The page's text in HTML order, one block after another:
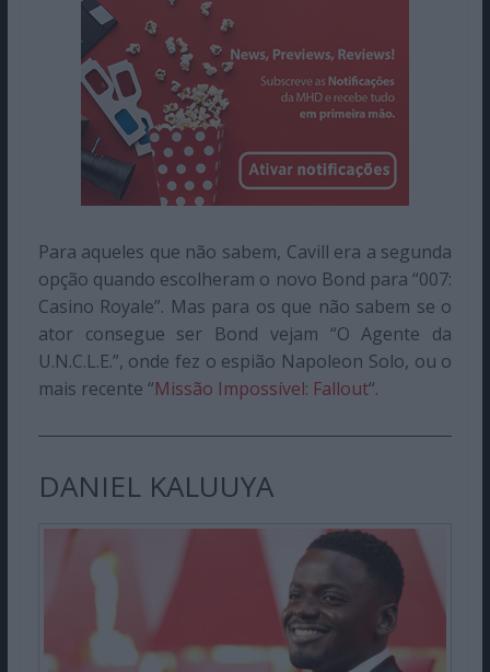
Para aqueles que não sabem, Cavill era a segunda
opção quando escolheram o novo Bond para “007:
Casino Royale”. Mas para os que não sabem se o
ator consegue ser Bond vejam “O Agente da
U.N.C.L.E.”, onde fez o espião Napoleon Solo, ou o
mais recente “Missão Impossível: Fallout“.
DANIEL KALUUYA